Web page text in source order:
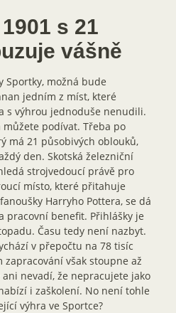
s 21
vášně
Sportky, možná bude
jedním z míst, které
s výhrou jednoduše nenudili.
podívat. Třeba po
má 21 působivých oblouků,
den. Skotská železniční
strojvedoucí právě pro
místo, které přitahuje
Harryho Pottera, se dá
pracovní benefit. Přihlášky je
Času tedy není nazbyt.
v přepočtu na 78 tisíc
však stoupne až
nevadí, že nepracujete jako
i zaškolení. No není tohle
výhra ve Sportce?